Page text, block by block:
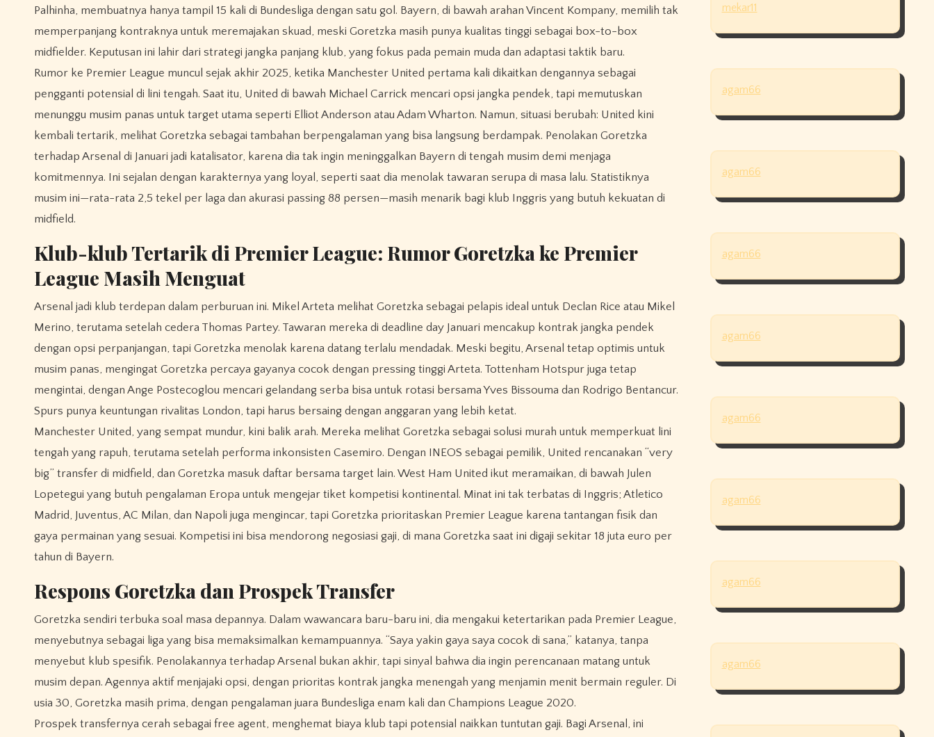
Palhinha, membuatnya hanya tampil 15 kali di Bundesliga dengan satu gol. Bayern, di bawah arahan Vincent Kompany, memilih tak
memperpanjang kontraknya untuk meremajakan skuad, meski Goretzka masih punya kualitas tinggi sebagai box-to-box
midfielder. Keputusan ini lahir dari strategi jangka panjang klub, yang fokus pada pemain muda dan adaptasi taktik baru.
Rumor ke Premier League muncul sejak akhir 2025, ketika Manchester United pertama kali dikaitkan dengannya sebagai
pengganti potensial di lini tengah. Saat itu, United di bawah Michael Carrick mencari opsi jangka pendek, tapi memutuskan
menunggu musim panas untuk target utama seperti Elliot Anderson atau Adam Wharton. Namun, situasi berubah: United kini
kembali tertarik, melihat Goretzka sebagai tambahan berpengalaman yang bisa langsung berdampak. Penolakan Goretzka
terhadap Arsenal di Januari jadi katalisator, karena dia tak ingin meninggalkan Bayern di tengah musim demi menjaga
komitmennya. Ini sejalan dengan karakternya yang loyal, seperti saat dia menolak tawaran serupa di masa lalu. Statistiknya
musim ini—rata-rata 2,5 tekel per laga dan akurasi passing 88 persen—masih menarik bagi klub Inggris yang butuh kekuatan di
midfield.
Klub-klub Tertarik di Premier League: Rumor Goretzka ke Premier
League Masih Menguat
Arsenal jadi klub terdepan dalam perburuan ini. Mikel Arteta melihat Goretzka sebagai pelapis ideal untuk Declan Rice atau Mikel
Merino, terutama setelah cedera Thomas Partey. Tawaran mereka di deadline day Januari mencakup kontrak jangka pendek
dengan opsi perpanjangan, tapi Goretzka menolak karena datang terlalu mendadak. Meski begitu, Arsenal tetap optimis untuk
musim panas, mengingat Goretzka percaya gayanya cocok dengan pressing tinggi Arteta. Tottenham Hotspur juga tetap
mengintai, dengan Ange Postecoglou mencari gelandang serba bisa untuk rotasi bersama Yves Bissouma dan Rodrigo Bentancur.
Spurs punya keuntungan rivalitas London, tapi harus bersaing dengan anggaran yang lebih ketat.
Manchester United, yang sempat mundur, kini balik arah. Mereka melihat Goretzka sebagai solusi murah untuk memperkuat lini
tengah yang rapuh, terutama setelah performa inkonsisten Casemiro. Dengan INEOS sebagai pemilik, United rencanakan “very
big” transfer di midfield, dan Goretzka masuk daftar bersama target lain. West Ham United ikut meramaikan, di bawah Julen
Lopetegui yang butuh pengalaman Eropa untuk mengejar tiket kompetisi kontinental. Minat ini tak terbatas di Inggris; Atletico
Madrid, Juventus, AC Milan, dan Napoli juga mengincar, tapi Goretzka prioritaskan Premier League karena tantangan fisik dan
gaya permainan yang sesuai. Kompetisi ini bisa mendorong negosiasi gaji, di mana Goretzka saat ini digaji sekitar 18 juta euro per
tahun di Bayern.
Respons Goretzka dan Prospek Transfer
Goretzka sendiri terbuka soal masa depannya. Dalam wawancara baru-baru ini, dia mengakui ketertarikan pada Premier League,
menyebutnya sebagai liga yang bisa memaksimalkan kemampuannya. “Saya yakin gaya saya cocok di sana,” katanya, tanpa
menyebut klub spesifik. Penolakannya terhadap Arsenal bukan akhir, tapi sinyal bahwa dia ingin perencanaan matang untuk
musim depan. Agennya aktif menjajaki opsi, dengan prioritas kontrak jangka menengah yang menjamin menit bermain reguler. Di
usia 30, Goretzka masih prima, dengan pengalaman juara Bundesliga enam kali dan Champions League 2020.
Prospek transfernya cerah sebagai free agent, menghemat biaya klub tapi potensial naikkan tuntutan gaji. Bagi Arsenal, ini
mekar11
agam66
agam66
agam66
agam66
agam66
agam66
agam66
agam66